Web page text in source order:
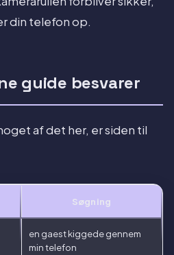
din telefon op.
guide besvarer
af det her, er siden til
Søgning
en gaest kiggede gennem
min telefon